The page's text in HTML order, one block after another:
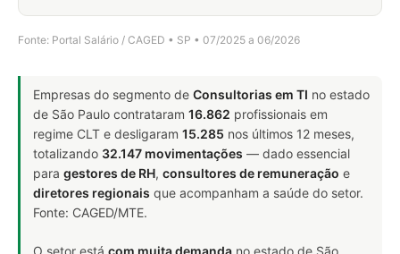
Fonte: Portal Salário / CAGED • SP • 07/2025 a 06/2026
Empresas do segmento de Consultorias em TI no estado
de São Paulo contrataram 16.862 profissionais em
regime CLT e desligaram 15.285 nos últimos 12 meses,
totalizando 32.147 movimentações — dado essencial
para gestores de RH, consultores de remuneração e
diretores regionais que acompanham a saúde do setor.
Fonte: CAGED/MTE.
O setor está com muita demanda no estado de São